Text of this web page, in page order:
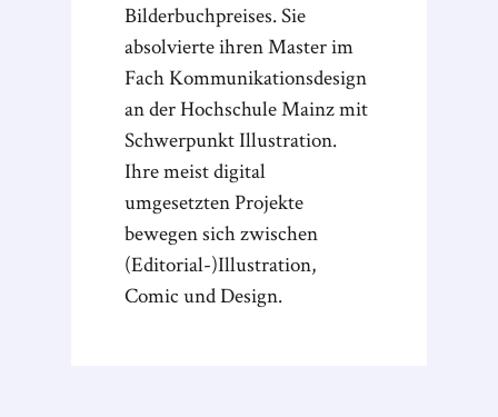
Bilderbuchpreises. Sie
absolvierte ihren Master im
Fach Kommunikationsdesign
an der Hochschule Mainz mit
Schwerpunkt Illustration.
Ihre meist digital
umgesetzten Projekte
bewegen sich zwischen
(Editorial-)Illustration,
Comic und Design.